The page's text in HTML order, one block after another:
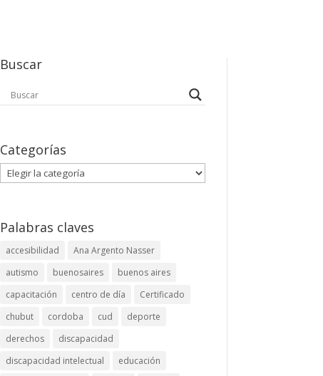
Buscar
Categorías
Categorías
Palabras claves
accesibilidad
Ana Argento Nasser
autismo
buenosaires
buenos aires
capacitación
centro de día
Certificado
chubut
cordoba cud
deporte
derechos
discapacidad
discapacidad intelectual
educación